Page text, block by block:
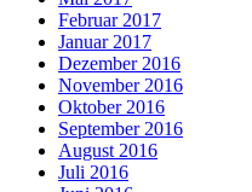
Februar 2017
Januar 2017
Dezember 2016
November 2016
Oktober 2016
September 2016
August 2016
Juli 2016